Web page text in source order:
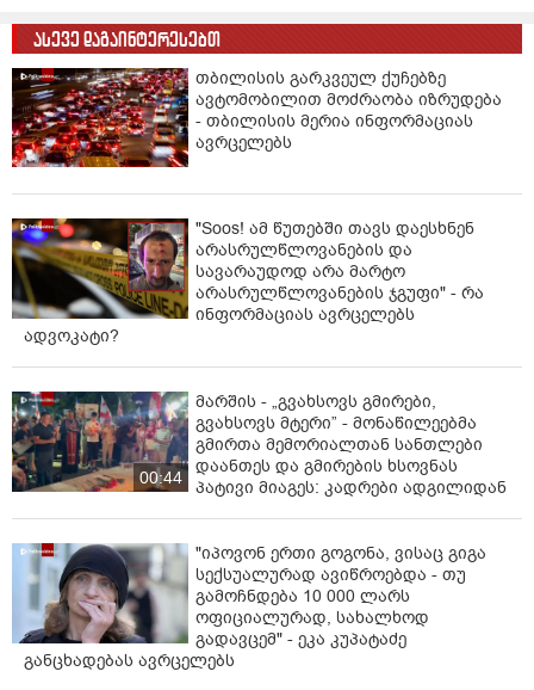
აქვე ვეხმაურებით კიდევ ერთ დეზინფორმაციულ
სიუჟეტს, სადაც ერთ-ერთი მოქალაქე ამბობს, რომ
თითქოს, შსს მომსახურების სააგენტომ
სატრანსპორტო საშუალების მართვის უფლების
მისაღებ თეორიულ გამოცდაზე, საპროტესტო აქციის
დროს გზის გადაკეტისთვის გამოწერილი ჯარიმის
მიზანმიმართულად შეცდომაში შეყვანას.
მოქალაქე გამოცდაზე არ დაიშვება იმ შემთხვევაში,
თუ მას აქვს გადაუხდელი ჯარიმა მართვის უფლების
არქონასთან დაკავშირებით (მუხლები: 116-ე; 121-ე;
118-4/1; 118-4/2), თუ ფიქსირდება მის მიერ
აქვს მართვის უფლება ნარკოტიკული დანაშაულის ან
სისხლის სამართლის სხვა დანაშაულის
გამო.ხაზგასმით აღვნიშნავთ, რომ მომსახურების
სააგენტოს მრავალწლიანი საქმიანობის
პრიორიტეტულ მიმართულებას მოქალაქეებისთვის
ხარისხიანი სერვისის მიწოდების უზრუნველყოფა
წარმოადგენს. სერვისების დინამიკური ევოლუცია და
ციფრული ინტეგრაცია გვაძლევს შესაძლებლობას,
საზოგადოებას შევთავაზოთ მაქსიმალურად
დახვეწილი, გამარტივებული და საერთაშორისო
სტანდარტების შესაბამისი მომსახურება, - წერია
განცხადებაში.
ასევე დაგაინტერესებთ
თბილისის გარკვეულ ქუჩებზე
ავტომობილით მოძრაობა იზრუდება
- თბილისის მერია ინფორმაციას
ავრცელებს
"Soos! ამ წუთებში თავს დაესხნენ
არასრულწლოვანების და
სავარაუდოდ არა მარტო
არასრულწლოვანების ჯგუფი" - რა
ინფორმაციას ავრცელებს
ადვოკატი?
00:44
მარშის - „გვახსოვს გმირები,
გვახსოვს მტერი” - მონაწილეებმა
გმირთა მემორიალთან სანთლები
დაანთეს და გმირების ხსოვნას
პატივი მიაგეს: კადრები ადგილიდან
"იპოვონ ერთი გოგონა, ვისაც გიგა
სექსუალურად ავიწროებდა - თუ
გამოჩნდება 10 000 ლარს
ოფიციალურად, სახალხოდ
გადავცემ" - ეკა კუპატაძე
განცხადებას ავრცელებს